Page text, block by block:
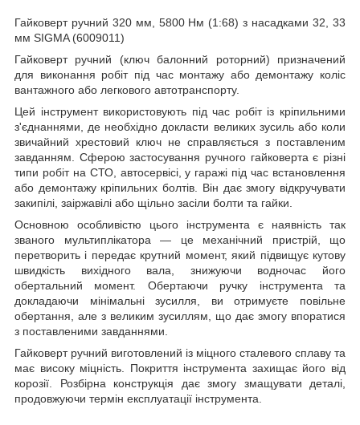
Гайковерт ручний 320 мм, 5800 Нм (1:68) з насадками 32, 33
мм SIGMA (6009011)
Гайковерт ручний (ключ балонний роторний) призначений
для виконання робіт під час монтажу або демонтажу коліс
вантажного або легкового автотранспорту.
Цей інструмент використовують під час робіт із кріпильними
з'єднаннями, де необхідно докласти великих зусиль або коли
звичайний хрестовий ключ не справляється з поставленим
завданням. Сферою застосування ручного гайковерта є різні
типи робіт на СТО, автосервісі, у гаражі під час встановлення
або демонтажу кріпильних болтів. Він дає змогу відкручувати
закипілі, заіржавілі або щільно засіли болти та гайки.
Основною особливістю цього інструмента є наявність так
званого мультиплікатора — це механічний пристрій, що
перетворить і передає крутний момент, який підвищує кутову
швидкість вихідного вала, знижуючи водночас його
обертальний момент. Обертаючи ручку інструмента та
докладаючи мінімальні зусилля, ви отримуєте повільне
обертання, але з великим зусиллям, що дає змогу впоратися
з поставленими завданнями.
Гайковерт ручний виготовлений із міцного сталевого сплаву та
має високу міцність. Покриття інструмента захищає його від
корозії. Розбірна конструкція дає змогу змащувати деталі,
продовжуючи термін експлуатації інструмента.